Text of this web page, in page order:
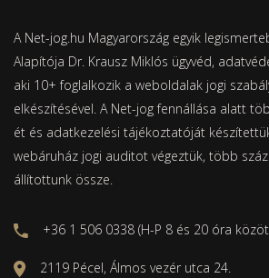
A Net-jog.hu Magyarország egyik
Alapítója Dr. Krausz Miklós ügyvéd,
aki 10+ foglalkozik a weboldalak jogi
elkészítésével. A Net-jog fennállása alatt
ét és adatkezelési tájékoztatóját
webáruház jogi auditot végeztük, több
állítottunk össze.
+36 1 506 0338 (H-P 8 és 20 óra
2119 Pécel, Álmos vezér utca 24.